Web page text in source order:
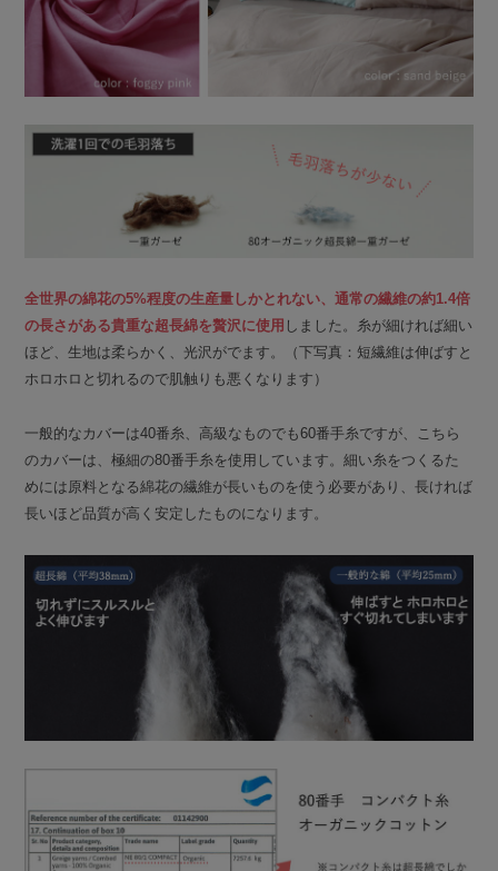
全世界の綿花の5%程度の生産量しかとれない、通常の繊維の約1.4倍
の長さがある貴重な超長綿を贅沢に使用 しました。糸が細ければ細い
ほど、生地は柔らかく、光沢がでます。（下写真：短繊維は伸ばすと
ホロホロと切れるので肌触りも悪くなります）
一般的なカバーは40番糸、高級なものでも60番手糸ですが、こちら
のカバーは、極細の80番手糸を使用しています。細い糸をつくるた
めには原料となる綿花の繊維が長いものを使う必要があり、長ければ
長いほど品質が高く安定したものになります。